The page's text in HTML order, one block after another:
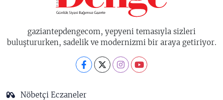
gaziantepdengecom, yepyeni temasıyla sizleri
buluştururken, sadelik ve modernizmi bir araya getiriyor.
Nöbetçi Eczaneler